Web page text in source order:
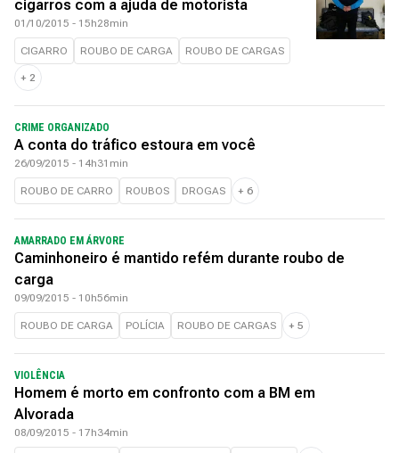
cigarros com a ajuda de motorista
01/10/2015 - 15h28min
CIGARRO ROUBO DE CARGA ROUBO DE CARGAS
+ 2
CRIME ORGANIZADO
A conta do tráfico estoura em você
26/09/2015 - 14h31min
ROUBO DE CARRO ROUBOS DROGAS + 6
AMARRADO EM ÁRVORE
Caminhoneiro é mantido refém durante roubo de
carga
09/09/2015 - 10h56min
ROUBO DE CARGA POLÍCIA ROUBO DE CARGAS + 5
VIOLÊNCIA
Homem é morto em confronto com a BM em
Alvorada
08/09/2015 - 17h34min